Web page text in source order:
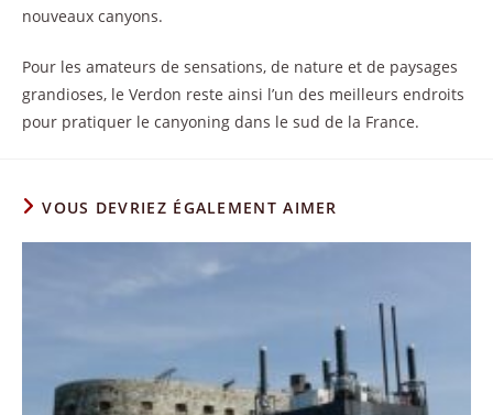
nouveaux canyons.
Pour les amateurs de sensations, de nature et de paysages
grandioses, le Verdon reste ainsi l’un des meilleurs endroits
pour pratiquer le canyoning dans le sud de la France.
VOUS DEVRIEZ ÉGALEMENT AIMER